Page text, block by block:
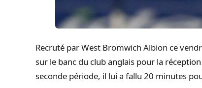
Recruté par West Bromwich Albion ce
sur le banc du club anglais pour la
seconde période, il lui a fallu 20 minutes